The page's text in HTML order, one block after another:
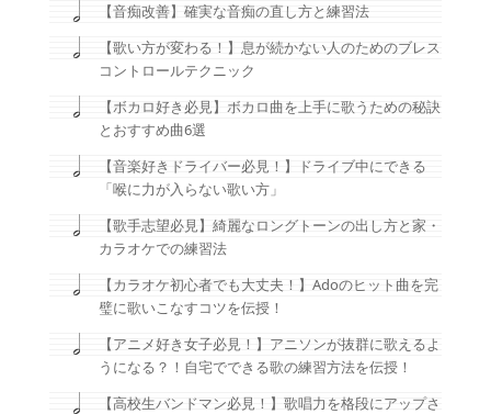
【音痴改善】確実な音痴の直し方と練習法
【歌い方が変わる！】息が続かない人のためのブレス
コントロールテクニック
【ボカロ好き必見】ボカロ曲を上手に歌うための秘訣
とおすすめ曲6選
【音楽好きドライバー必見！】ドライブ中にできる
「喉に力が入らない歌い方」
【歌手志望必見】綺麗なロングトーンの出し方と家・
カラオケでの練習法
【カラオケ初心者でも大丈夫！】Adoのヒット曲を完
璧に歌いこなすコツを伝授！
【アニメ好き女子必見！】アニソンが抜群に歌えるよ
うになる？！自宅でできる歌の練習方法を伝授！
【高校生バンドマン必見！】歌唱力を格段にアップさ